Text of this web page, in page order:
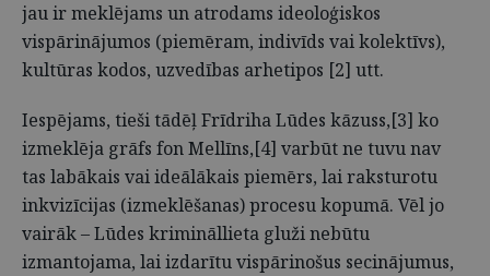
jau ir meklējams un atrodams ideoloģiskos
vispārinājumos (piemēram, indivīds vai kolektīvs),
kultūras kodos, uzvedības arhetipos [2] utt.
Iespējams, tieši tādēļ Frīdriha Lūdes kāzuss,[3] ko
izmeklēja grāfs fon Mellīns,[4] varbūt ne tuvu nav
tas labākais vai ideālākais piemērs, lai raksturotu
inkvizīcijas (izmeklēšanas) procesu kopumā. Vēl jo
vairāk – Lūdes krimināllieta gluži nebūtu
izmantojama, lai izdarītu vispārinošus secinājumus,